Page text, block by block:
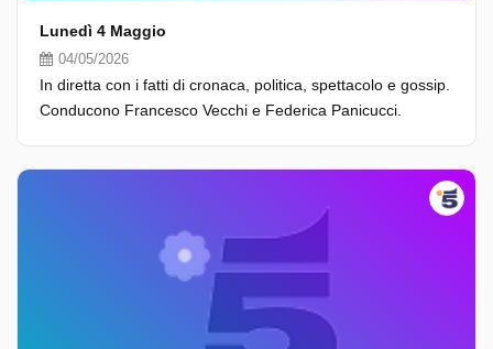
Lunedì 4 Maggio
04/05/2026
In diretta con i fatti di cronaca, politica, spettacolo e gossip.
Conducono Francesco Vecchi e Federica Panicucci.